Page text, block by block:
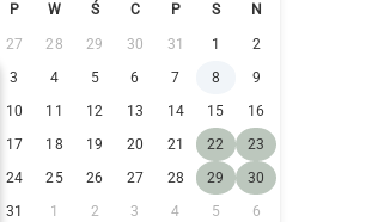
P W Ś C P S N
27 28 29 30 31 1
2
3
4 5 6 7 8
9
10
11 12 13 14 15
16
17
18 19 20 21 22
23
24
25 26 27 28 29
30
31
1 2 3 4 5 6